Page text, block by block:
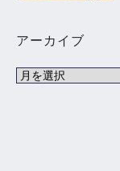
アーカイブ